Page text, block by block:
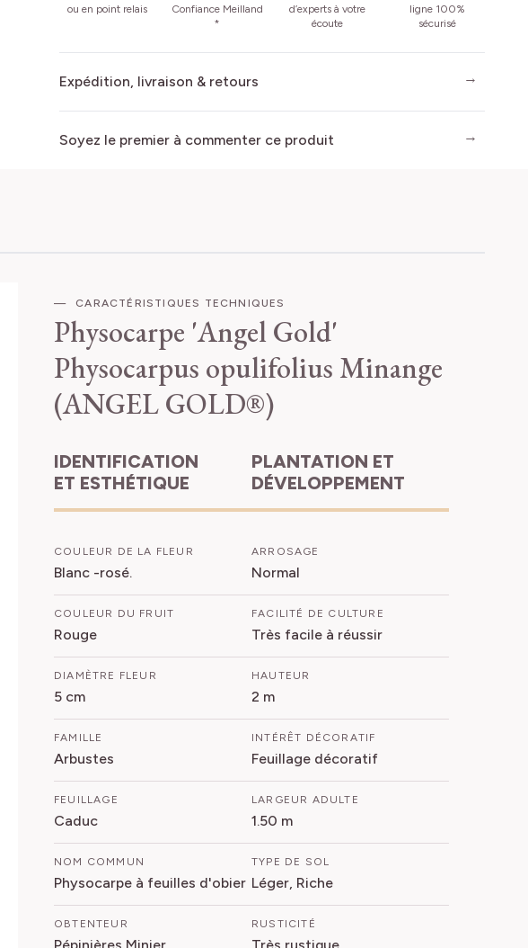
ou en point relais
Confiance Meilland
*
d’experts à votre
écoute
ligne 100%
sécurisé
Expédition, livraison & retours
Soyez le premier à commenter ce produit
CARACTÉRISTIQUES TECHNIQUES
Physocarpe 'Angel Gold'
Physocarpus opulifolius Minange
(ANGEL GOLD®)
IDENTIFICATION
ET ESTHÉTIQUE
COULEUR DE LA FLEUR
Blanc -rosé.
COULEUR DU FRUIT
Rouge
DIAMÈTRE FLEUR
5 cm
FAMILLE
Arbustes
FEUILLAGE
Caduc
NOM COMMUN
Physocarpe à feuilles d'obier
OBTENTEUR
PLANTATION ET
DÉVELOPPEMENT
ARROSAGE
Normal
FACILITÉ DE CULTURE
Très facile à réussir
HAUTEUR
2 m
INTÉRÊT DÉCORATIF
Feuillage décoratif
LARGEUR ADULTE
1.50 m
TYPE DE SOL
Léger, Riche
RUSTICITÉ